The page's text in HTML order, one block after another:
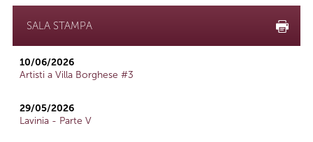
SALA STAMPA
10/06/2026
Artisti a Villa Borghese #3
29/05/2026
Lavinia - Parte V